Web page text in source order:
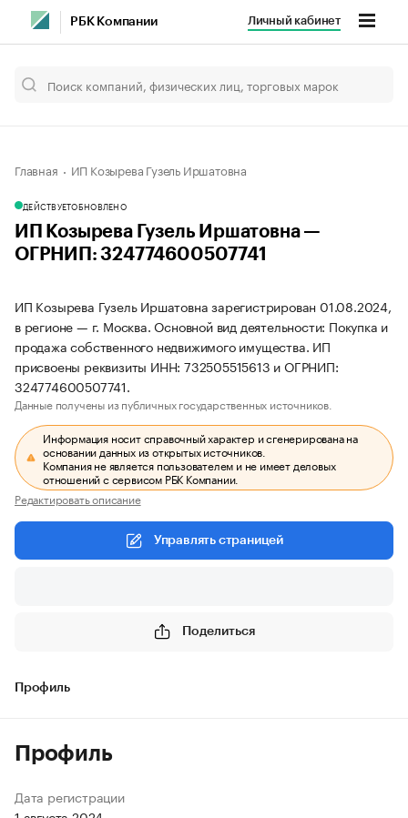
РБК Компании Личный кабинет
Главная ИП Козырева Гузель Иршатовна
ДЕЙСТВУЕТОБНОВЛЕНО
ИП Козырева Гузель Иршатовна —
ОГРНИП: 324774600507741
ИП Козырева Гузель Иршатовна зарегистрирован 01.08.2024,
в регионе — г. Москва. Основной вид деятельности: Покупка и
продажа собственного недвижимого имущества. ИП
присвоены реквизиты ИНН: 732505515613 и ОГРНИП:
324774600507741.
Данные получены из публичных государственных источников.
Информация носит справочный характер и сгенерирована на
основании данных из открытых источников.
Компания не является пользователем и не имеет деловых
отношений с сервисом РБК Компании.
Редактировать описание
Управлять страницей
Поделиться
Профиль
Профиль
Дата регистрации